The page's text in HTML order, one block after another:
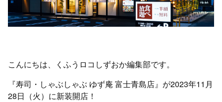
こんにちは、くふうロコしずおか編集部です。
『寿司・しゃぶしゃぶ ゆず庵 富士青島店』が2023年11月
28日（火）に新装開店！